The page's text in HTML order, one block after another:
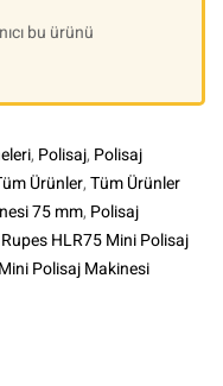
bu ürünü
, Polisaj, Polisaj
Ürünler,Tüm Ürünler
75 mm, Polisaj
Rupes HLR75 Mini Polisaj
Polisaj Makinesi